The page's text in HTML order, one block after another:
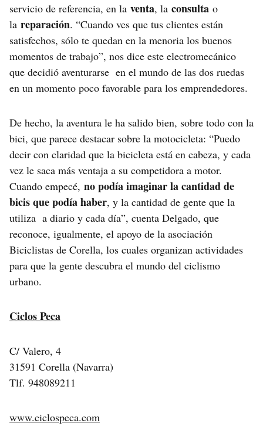
servicio de referencia, en la venta, la consulta o
la reparación. “Cuando ves que tus clientes están
satisfechos, sólo te quedan en la menoria los buenos
momentos de trabajo”, nos dice este electromecánico
que decidió aventurarse en el mundo de las dos ruedas
en un momento poco favorable para los emprendedores.
De hecho, la aventura le ha salido bien, sobre todo con la
bici, que parece destacar sobre la motocicleta: “Puedo
decir con claridad que la bicicleta está en cabeza, y cada
vez le saca más ventaja a su competidora a motor.
Cuando empecé, no podía imaginar la cantidad de
bicis que podía haber, y la cantidad de gente que la
utiliza a diario y cada día”, cuenta Delgado, que
reconoce, igualmente, el apoyo de la asociación
Biciclistas de Corella, los cuales organizan actividades
para que la gente descubra el mundo del ciclismo
urbano.
Ciclos Peca
C/ Valero, 4
31591 Corella (Navarra)
Tlf. 948089211
www.ciclospeca.com